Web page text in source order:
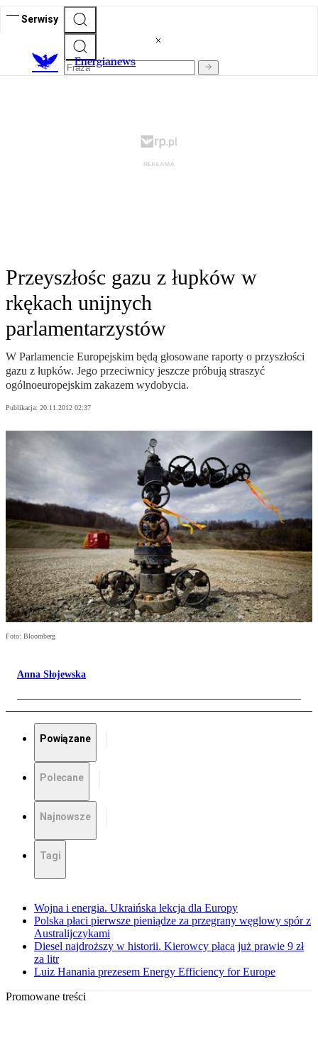
Serwisy
Energianews
Przeyszłośc gazu z łupków w
rkękach unijnych
parlamentarzystów
W Parlamencie Europejskim będą głosowane raporty o przyszłości
gazu z łupków. Jego przeciwnicy jeszcze próbują straszyć
ogólnoeuropejskim zakazem wydobycia.
Publikacja: 20.11.2012 02:37
Foto: Bloomberg
Anna Słojewska
Powiązane
Polecane
Najnowsze
Tagi
Wojna i energia. Ukraińska lekcja dla Europy
Polska płaci pierwsze pieniądze za przegrany węglowy spór z
Australijczykami
Diesel najdroższy w historii. Kierowcy płacą już prawie 9 zł
za litr
Luiz Hanania prezesem Energy Efficiency for Europe
Promowane treści